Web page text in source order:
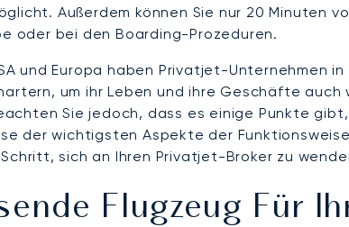
Außerdem können Sie nur 20 Minuten
oder bei den Boarding-Prozeduren.
und Europa haben Privatjet-Unternehmen
um ihr Leben und ihre Geschäfte
Sie jedoch, dass es einige Punkte
der wichtigsten Aspekte der
sich an Ihren Privatjet-Broker zu
Flugzeug Für